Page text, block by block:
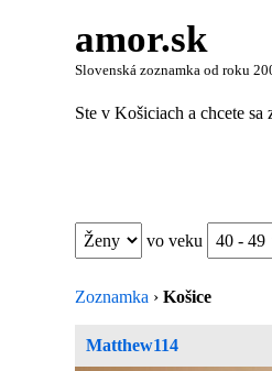
amor.sk
Slovenská zoznamka od roku
Ste v Košiciach a chcete
vo veku
Zoznamka › Košice
Matthew114